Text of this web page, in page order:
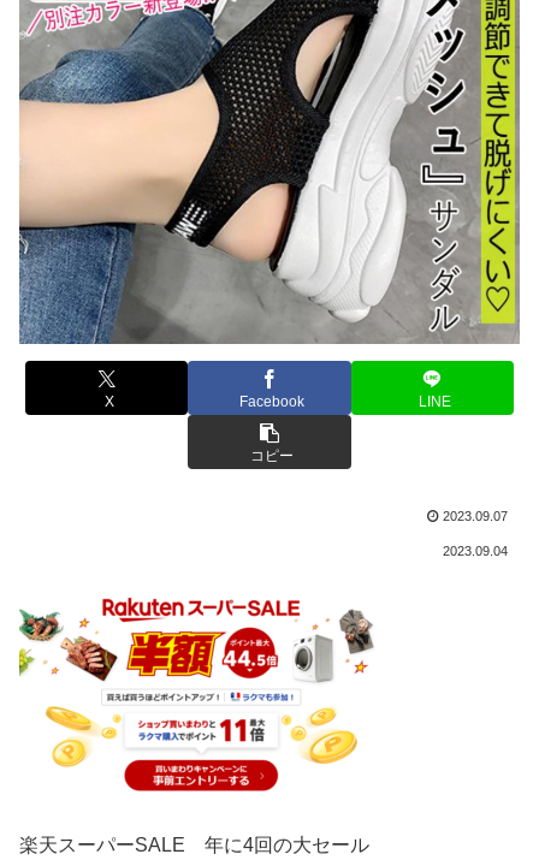
X Facebook LINE
コピー
2023.09.07
2023.09.04
楽天スーパーSALE 年に4回の大セール